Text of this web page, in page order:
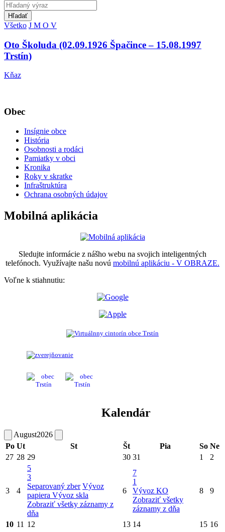
Hľadať
Všetko J M O V
Oto Školuda (02.09.1926 Špačince – 15.08.1997
Trstín)
Kňaz
Obec
Insígnie obce
História
Osobnosti a rodáci
Pamiatky v obci
Kronika
Roky v skratke
Infraštruktúra
Ochrana osobných údajov
Mobilná aplikácia
Sledujte informácie z nášho webu na svojich inteligentných
telefónoch. Využívajte našu novú mobilnú aplikáciu - V OBRAZE.
Voľne k stiahnutiu:
Kalendár
August2026
Po Ut St Št Pia So Ne
27 28 29 30 31 1 2
3 4
5
3
Separovaný zber Vývoz
papiera Vývoz skla
Zobraziť všetky záznamy z
dňa
6
7
1
Vývoz KO
Zobraziť všetky
záznamy z dňa
8 9
10 11 12 13 14 15 16